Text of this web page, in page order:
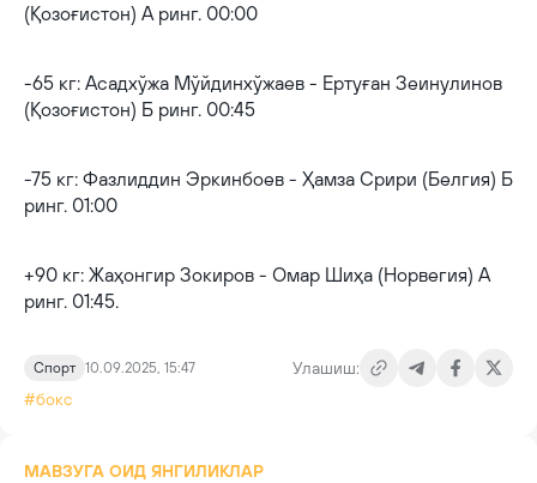
(Қозоғистон) А ринг. 00:00
-65 кг: Асадхўжа Мўйдинхўжаев - Ертуған Зеинулинов
(Қозоғистон) Б ринг. 00:45
-75 кг: Фазлиддин Эркинбоев - Ҳамза Срири (Белгия) Б
ринг. 01:00
+90 кг: Жаҳонгир Зокиров - Омар Шиҳа (Норвегия) А
ринг. 01:45.
Спорт 10.09.2025, 15:47
Улашиш:
#бокс
МАВЗУГА ОИД ЯНГИЛИКЛАР